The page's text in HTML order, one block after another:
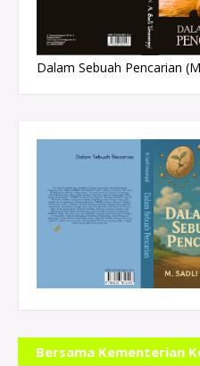
Dalam Sebuah Pencarian
Bersama Kementerian